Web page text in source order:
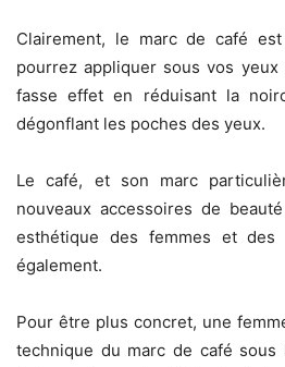
Clairement, le marc de café
pourrez appliquer sous vos
fasse effet en réduisant la
dégonflant les poches des yeux.
Le café, et son marc
nouveaux accessoires de
esthétique des femmes et des
également.
Pour être plus concret, une
technique du marc de café sous